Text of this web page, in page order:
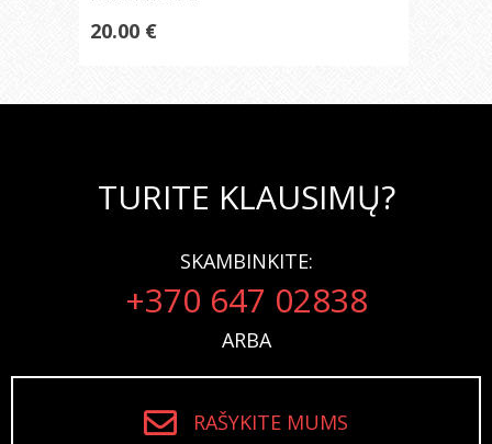
20.00 €
TURITE KLAUSIMŲ?
SKAMBINKITE:
+370 647 02838
ARBA
RAŠYKITE MUMS